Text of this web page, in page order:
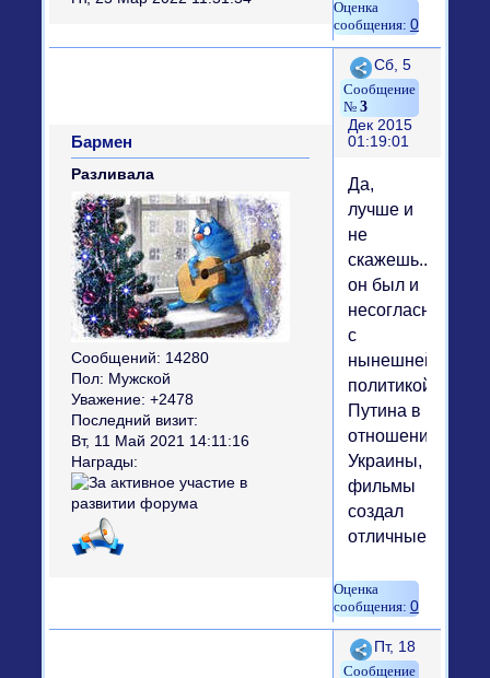
0
Поделиться
3
Сб, 5
Дек 2015
01:19:01
Бармен
Разливала
Сообщений: 14280
Пол: Мужской
Уважение: +2478
Последний визит:
Вт, 11 Май 2021 14:11:16
Награды:
Да,
лучше и
не
скажешь...хоть
он был и
несогласный
с
нынешней
политикой
Путина в
отношении
Украины,
фильмы
создал
отличные...
0
Поделиться
Пт, 18